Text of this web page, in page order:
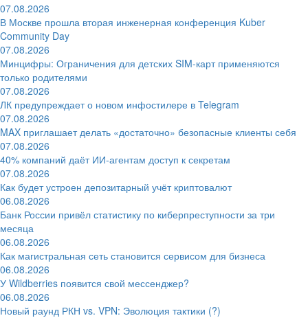
07.08.2026
В Москве прошла вторая инженерная конференция Kuber
Community Day
07.08.2026
Минцифры: Ограничения для детских SIM-карт применяются
только родителями
07.08.2026
ЛК предупреждает о новом инфостилере в Telegram
07.08.2026
MAX приглашает делать «достаточно» безопасные клиенты себя
07.08.2026
40% компаний даёт ИИ‑агентам доступ к секретам
07.08.2026
Как будет устроен депозитарный учёт криптовалют
06.08.2026
Банк России привёл статистику по киберпреступности за три
месяца
06.08.2026
Как магистральная сеть становится сервисом для бизнеса
06.08.2026
У Wildberries появится свой мессенджер?
06.08.2026
Новый раунд РКН vs. VPN: Эволюция тактики (?)